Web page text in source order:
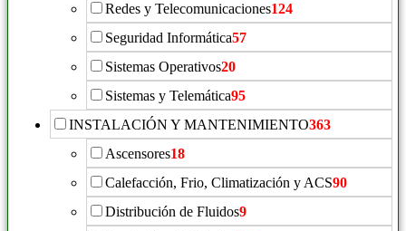
Redes y Telecomunicaciones124
Seguridad Informática57
Sistemas Operativos20
Sistemas y Telemática95
INSTALACIÓN Y MANTENIMIENTO363
Ascensores18
Calefacción, Frio, Climatización y ACS90
Distribución de Fluidos9